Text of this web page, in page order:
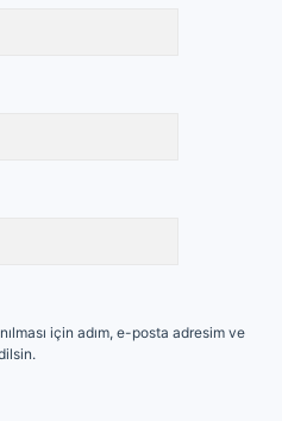
için adım, e-posta adresim ve